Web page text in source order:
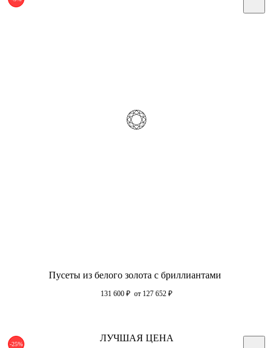
Пусеты из белого золота с бриллиантами
131 600 ₽ от 127 652 ₽
-25%
ЛУЧШАЯ ЦЕНА